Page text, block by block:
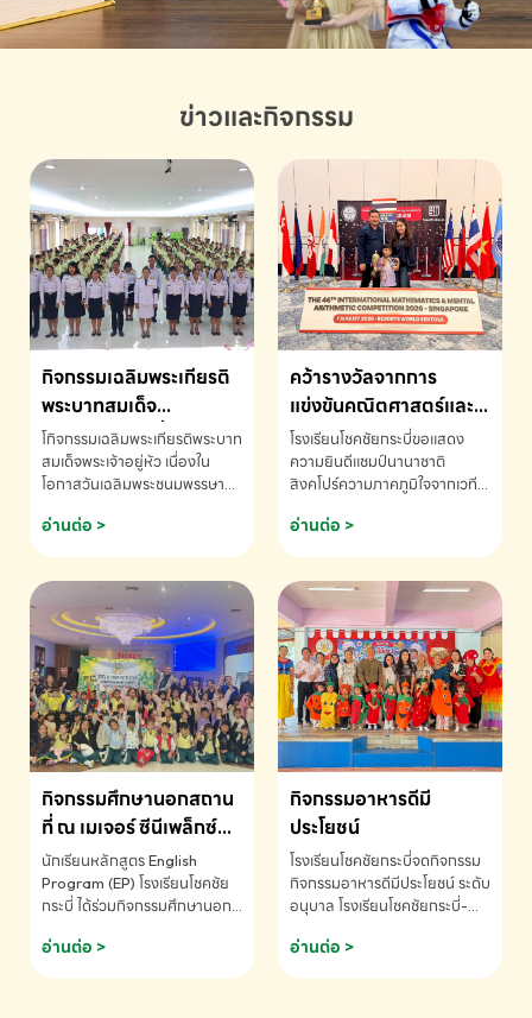
ข่าวและกิจกรรม
กิจกรรมเฉลิมพระเกียรติ
พระบาทสมเด็จ
พระเจ้าอยู่หัว เนื่องใน
โอกาสวันเฉลิม
พระชนมพรรษา
โกิจกรรมเฉลิมพระเกียรติพระบาท
สมเด็จพระเจ้าอยู่หัว เนื่องใน
โอกาสวันเฉลิมพระชนมพรรษา
ข้อมูลเพิ่มเติม โทร. 075-691910
อ่านต่อ >
คว้ารางวัลจากการ
แข่งขันคณิตศาสตร์และ
คณิตคิดเร็วนานาชาติ
ครั้งที่ 46 ประจำปี 2569
ณ ประเทศสิงคโปร์
โรงเรียนโชคชัยกระบี่ขอแสดง
ความยินดีแชมป์นานาชาติ
สิงคโปร์ความภาคภูมิใจจากเวที
ด.ช.พัทธนันท์ พรหมพันธ์ ชั้น
อนุบาล EP K3 โรงเรียนโชคชัย
แข่งขันคณิตศาสตร์และคณิตคิด
เร็วนานาชาติ ครั้งที่ 46 ประจำปี
2569 ณ ประเทศสิงคโปร์
INTERNATIONAL
MATHEMATICS AND
MENTAL ARITHMETIC
COMPETITION 2026 - ถ้วย
รางวัลรองชนะเลิศอันดับที่ 2
Mental Arithmetic
Competition K2 - ถ้วยรางวัล
รองชนะเลิศอันดับที่ 2 Mental
K2(Grop) โรงเรียนโชคชัยกระบี่-
สอบถามข้อมูลเพิ่มเติม โทร.
075-691910
อ่านต่อ >
กิจกรรมศึกษานอกสถาน
ที่ ณ เมเจอร์ ซีนีเพล็กซ์
ระดับประถมศึกษา (EP.1-
6)
นักเรียนหลักสูตร English
Program (EP) โรงเรียนโชคชัย
กระบี่ ได้ร่วมกิจกรรมศึกษานอก
ชมภาพยนตร์ Toy Story 5
(Soundtrack)เพื่อเสริมทักษะ
อ่านต่อ >
กิจกรรมอาหารดีมี
ประโยชน์
โรงเรียนโชคชัยกระบี่จดกิจกรรม
กิจกรรมอาหารดีมีประโยชน์ ระดับ
อนุบาล โรงเรียนโชคชัยกระบี่-
075-691910
อ่านต่อ >